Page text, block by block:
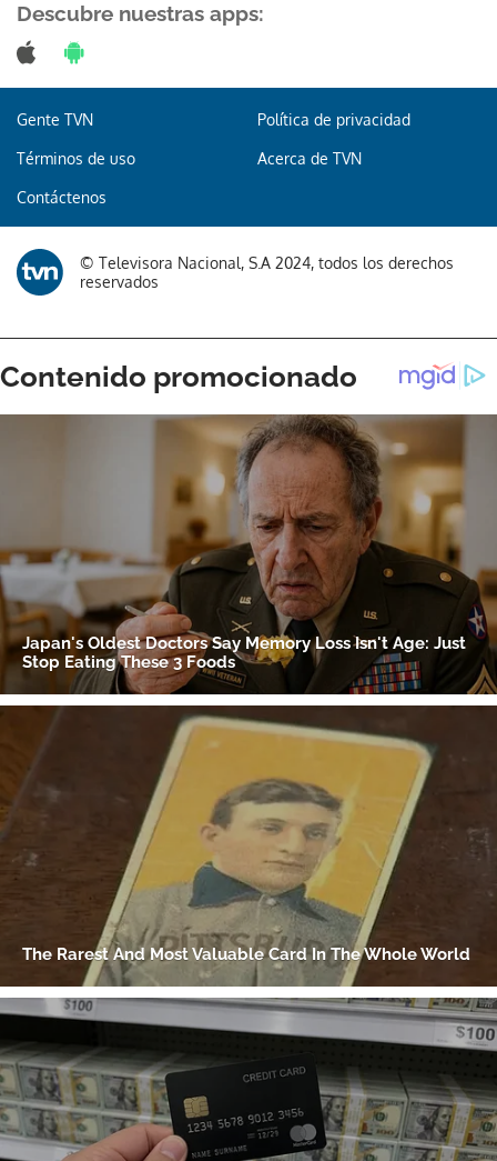
Descubre nuestras apps:
Gente TVN Política de privacidad
Términos de uso Acerca de TVN
Contáctenos
© Televisora Nacional, S.A 2024, todos los derechos
reservados